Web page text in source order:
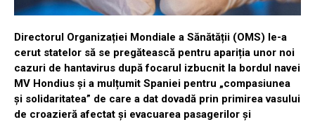
Directorul Organizației Mondiale a Sănătății (OMS) le-a
cerut statelor să se pregătească pentru apariția unor noi
cazuri de hantavirus după focarul izbucnit la bordul navei
MV Hondius și a mulțumit Spaniei pentru „compasiunea
și solidaritatea” de care a dat dovadă prin primirea vasului
de croazieră afectat și evacuarea pasagerilor și